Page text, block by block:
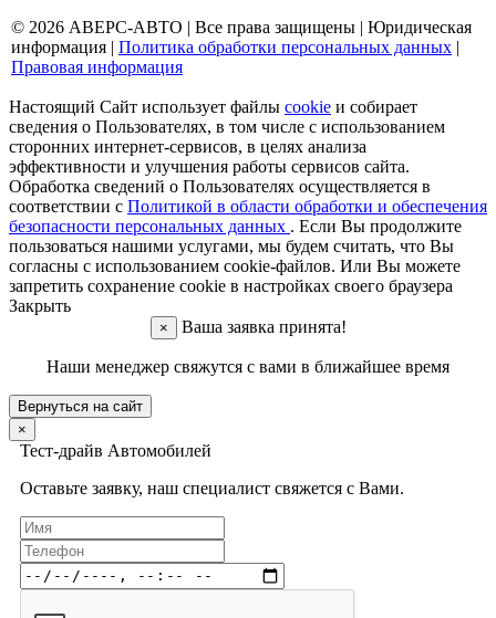
© 2026 АВЕРС-АВТО | Все права защищены | Юридическая
информация | Политика обработки персональных данных |
Правовая информация
Настоящий Сайт использует файлы cookie и собирает
сведения о Пользователях, в том числе с использованием
сторонних интернет-сервисов, в целях анализа
эффективности и улучшения работы сервисов сайта.
Обработка сведений о Пользователях осуществляется в
соответствии с Политикой в области обработки и обеспечения
безопасности персональных данных . Если Вы продолжите
пользоваться нашими услугами, мы будем считать, что Вы
согласны с использованием cookie-файлов. Или Вы можете
запретить сохранение cookie в настройках своего браузера
Закрыть
× Ваша заявка принята!
Наши менеджер свяжутся с вами в ближайшее время
Вернуться на сайт
×
Тест-драйв Автомобилей
Оставьте заявку, наш специалист свяжется с Вами.